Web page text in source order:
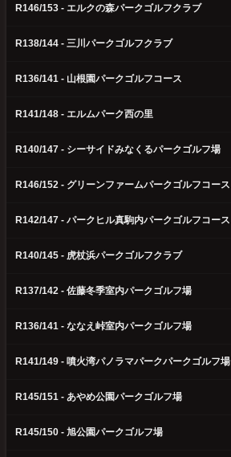
R146/153 - エルクの森パークゴルフクラブ
R138/144 - 三川パークゴルフクラブ
R136/141 - 山根園パークゴルフコース
R141/148 - エルムパーク西の里
R140/147 - シーサイドみなくるパークゴルフ場
R146/152 - グリーンファームパークゴルフコース
R142/147 - パークヒル真駒内パークゴルフコース
R140/145 - 虎杖浜パークゴルフクラブ
R137/142 - 佐藤冬季室内パークゴルフ場
R136/141 - ななえ峠室内パークゴルフ場
R141/149 - 噴火湾パノラマパークパークゴルフ場
R145/151 - あやめ公園パークゴルフ場
R145/150 - 旭公園パークゴルフ場